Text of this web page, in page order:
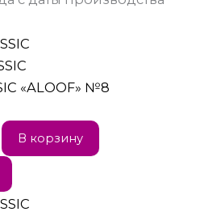
«ALOOF» №8
В корзину